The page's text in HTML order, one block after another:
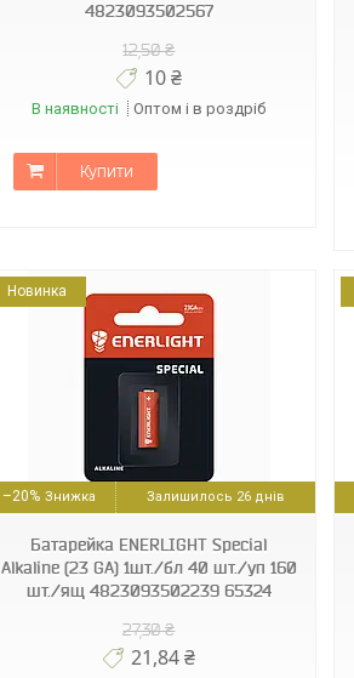
4823093502567
12,50 ₴
10 ₴
В наявності Оптом і в роздріб
Купити
Новинка
–20% Залишилось 26 днів
Батарейка ENERLIGHT Special
Alkaline (23 GA) 1шт./бл 40 шт./уп 160
шт./ящ 4823093502239 65324
27,30 ₴
21,84 ₴
4823093502215